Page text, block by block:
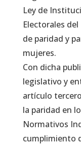
Ley de
Electorales
de paridad y
mujeres.
Con dicha
legislativo y
artículo
la paridad en
Normativos
cumplimiento